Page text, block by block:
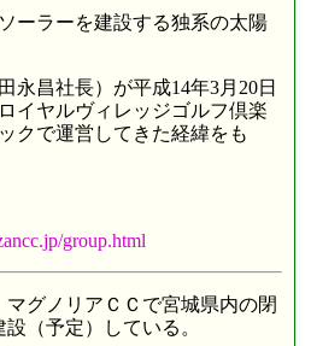
ーラーを建設する独系の太陽
昌社長）が平成14年3月20日
イヤルヴィレッジゴルフ倶楽
クで運営してきた経緯をも
group.html
グノリアＣＣで宮城県内の閉
（予定）している。